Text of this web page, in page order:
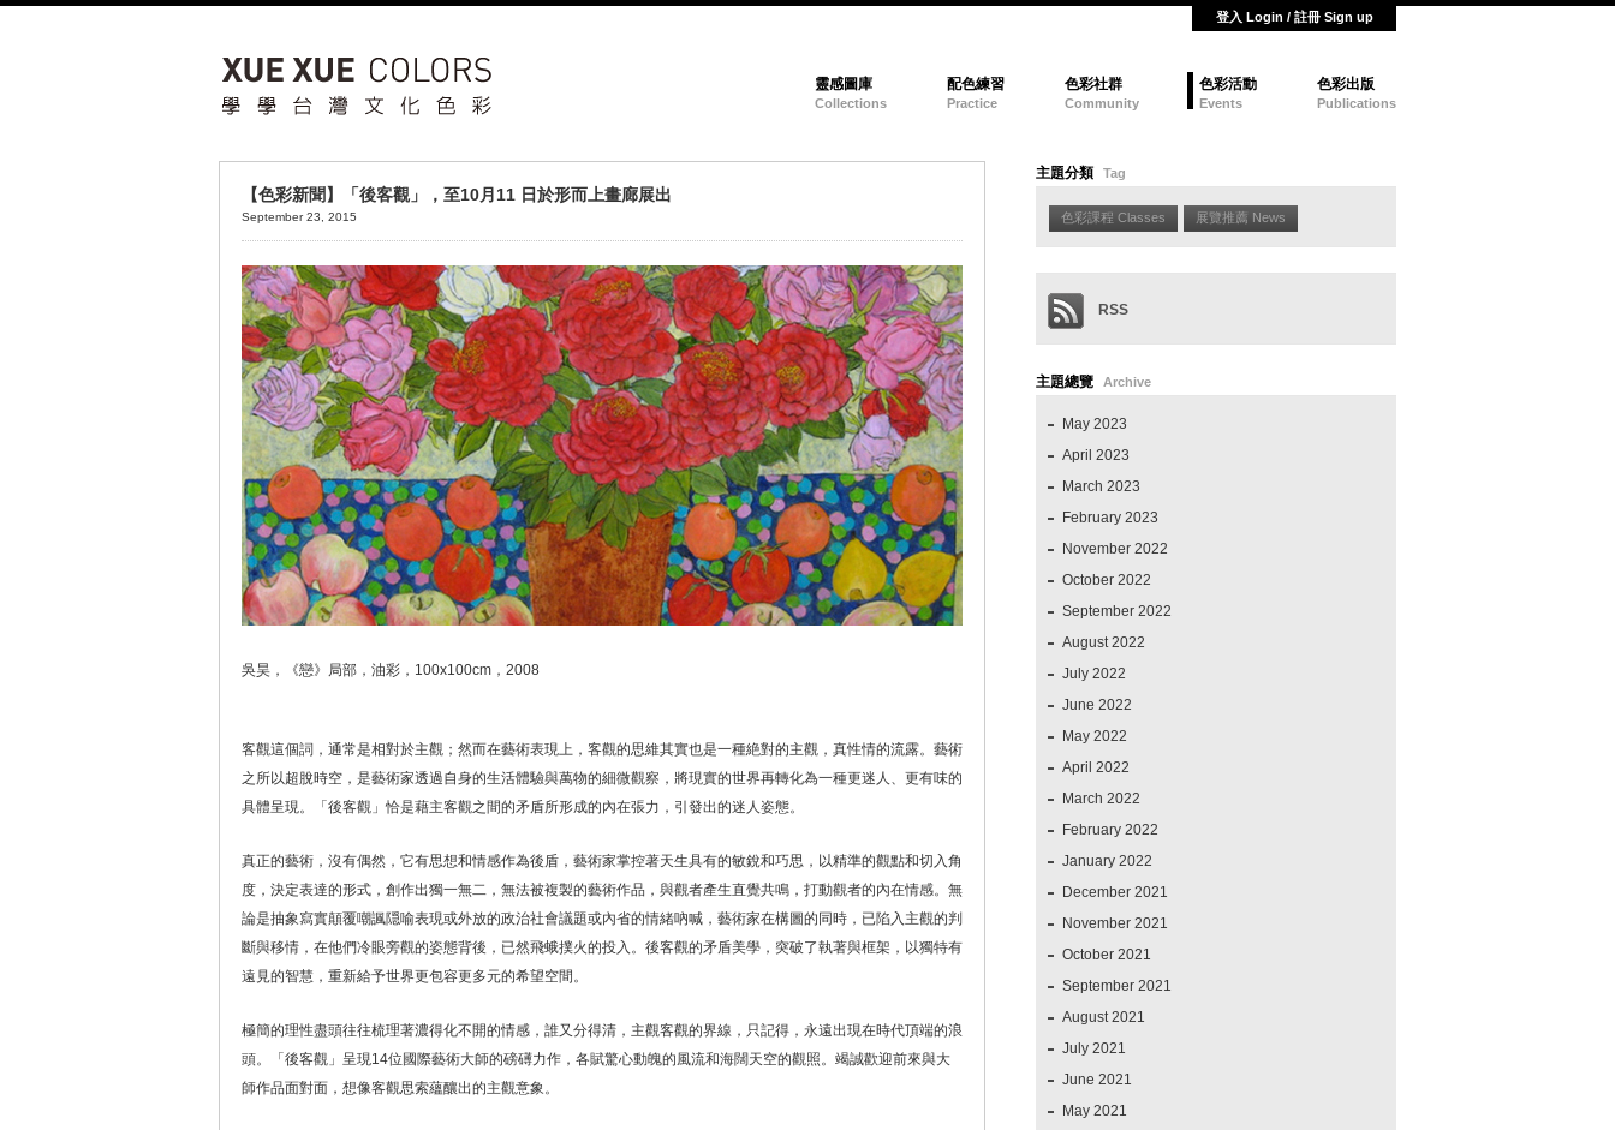
登入 Login / 註冊 Sign up
靈感圖庫
Collections
配色練習
Practice
色彩社群
Community
色彩活動
Events
色彩出版
Publications
【色彩新聞】「後客觀」，至10月11 日於形而上畫廊展出
September 23, 2015
吳昊，《戀》局部，油彩，100x100cm，2008
客觀這個詞，通常是相對於主觀；然而在藝術表現上，客觀的思維其實也是一種絶對的主觀，真性情的流露。藝術
之所以超脫時空，是藝術家透過自身的生活體驗與萬物的細微觀察，將現實的世界再轉化為一種更迷人、更有味的
具體呈現。「後客觀」恰是藉主客觀之間的矛盾所形成的內在張力，引發出的迷人姿態。
真正的藝術，沒有偶然，它有思想和情感作為後盾，藝術家掌控著天生具有的敏銳和巧思，以精準的觀點和切入角
度，決定表達的形式，創作出獨一無二，無法被複製的藝術作品，與觀者產生直覺共鳴，打動觀者的內在情感。無
論是抽象寫實顛覆嘲諷隠喻表現或外放的政治社會議題或內省的情緒吶喊，藝術家在構圖的同時，已陷入主觀的判
斷與移情，在他們冷眼旁觀的姿態背後，已然飛蛾撲火的投入。後客觀的矛盾美學，突破了執著與框架，以獨特有
遠見的智慧，重新給予世界更包容更多元的希望空間。
極簡的理性盡頭往往梳理著濃得化不開的情感，誰又分得清，主觀客觀的界線，只記得，永遠出現在時代頂端的浪
頭。「後客觀」呈現14位國際藝術大師的磅礡力作，各賦驚心動魄的風流和海闊天空的觀照。竭誠歡迎前來與大
師作品面對面，想像客觀思索蘊釀出的主觀意象。
主題分類 Tag
色彩課程 Classes 展覽推薦 News
RSS
主題總覽 Archive
May 2023
April 2023
March 2023
February 2023
November 2022
October 2022
September 2022
August 2022
July 2022
June 2022
May 2022
April 2022
March 2022
February 2022
January 2022
December 2021
November 2021
October 2021
September 2021
August 2021
July 2021
June 2021
May 2021